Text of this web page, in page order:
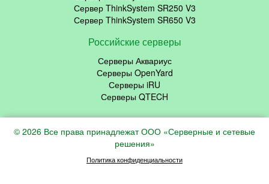
Сервер ThinkSystem SR250 V3
Сервер ThinkSystem SR650 V3
Российские серверы
Серверы Аквариус
Серверы OpenYard
Серверы iRU
Серверы QTECH
© 2026 Все права принадлежат ООО «Серверные и сетевые
решения»
Политика конфиденциальности